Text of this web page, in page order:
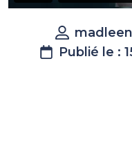
Publié le :